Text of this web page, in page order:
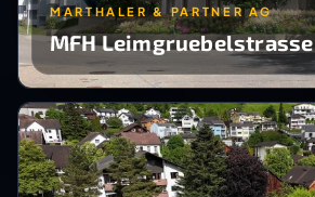
MARTHALER & PARTNER AG
MFH Leimgruebelstrasse